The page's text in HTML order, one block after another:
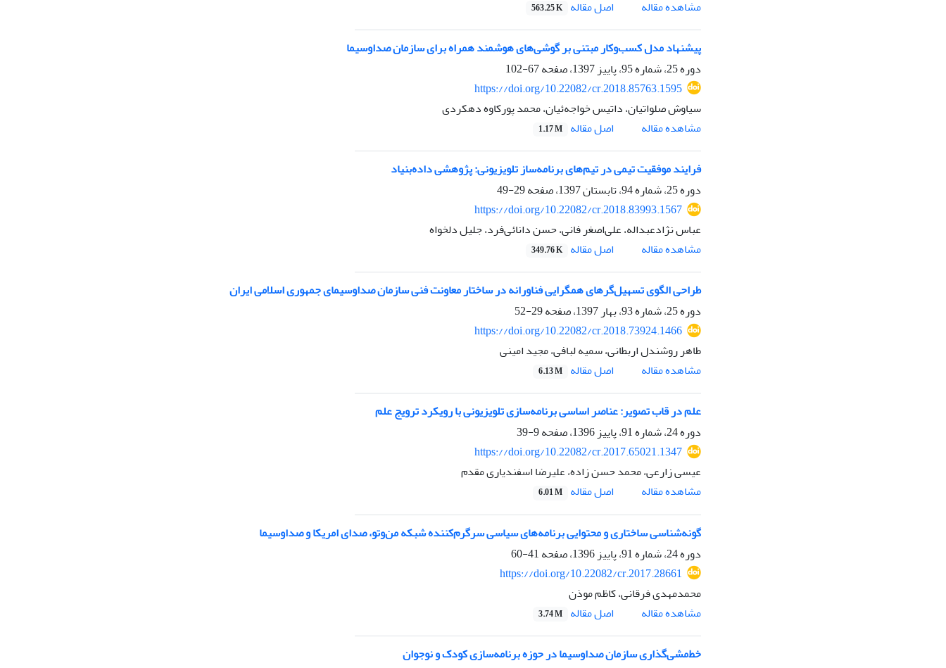
مشاهده مقاله
اصل مقاله 563.25 K
پیشنهاد مدل کسب‌وکار مبتنی بر گوشی‌های هوشمند همراه برای سازمان صداوسیما
دوره 25، شماره 95، پاییز 1397، صفحه
67-102
https://doi.org/10.22082/cr.2018.85763.1595
سیاوش صلواتیان، داتیس خواجه‌ئیان، محمد پورکاوه دهکردی
مشاهده مقاله
اصل مقاله 1.17 M
فرایند موفقیت تیمی در تیم‌های برنامه‌ساز تلویزیونی: پژوهشی داده‌بنیاد
دوره 25، شماره 94، تابستان 1397، صفحه
29-49
https://doi.org/10.22082/cr.2018.83993.1567
عباس نژادعبداله، علی‌اصغر فانی، حسن دانائی‌فرد، جلیل دلخواه
مشاهده مقاله
اصل مقاله 349.76 K
طراحی الگوی تسهیل‌گرهای همگرایی فناورانه در ساختار معاونت فنی سازمان صداوسیمای جمهوری اسلامی ایران
دوره 25، شماره 93، بهار 1397، صفحه
29-52
https://doi.org/10.22082/cr.2018.73924.1466
طاهر روشندل اربطانی، سمیه لبافی، مجید امینی
مشاهده مقاله
اصل مقاله 6.13 M
علم در قاب تصویر:‌ عناصر اساسی برنامه‌سازی تلویزیونی با رویکرد ترویج علم
دوره 24، شماره 91، پاییز 1396، صفحه
9-39
https://doi.org/10.22082/cr.2017.65021.1347
عیسی زارعی، محمد حسن زاده، علیرضا اسفندیاری مقدم
مشاهده مقاله
اصل مقاله 6.01 M
گونه‌شناسی ساختاری و محتوایی برنامه‌های سیاسی سرگرم‌کننده شبکه من‌‌وتو، صدای امریکا و صداوسیما
دوره 24، شماره 91، پاییز 1396، صفحه
41-60
https://doi.org/10.22082/cr.2017.28661
محمدمهدی فرقانی، کاظم موذن
مشاهده مقاله
اصل مقاله 3.74 M
خط‌مشی‌گذاری سازمان صداوسیما در حوزه برنامه‌سازی کودک و نوجوان